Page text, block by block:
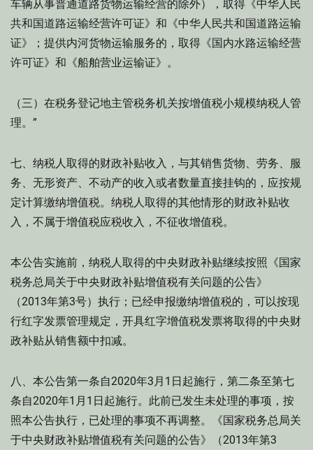
车辆从事普通道路货物运输经营的除外），取得《中华人民
共和国道路运输经营许可证》和《中华人民共和国道路运输
证》；提供内河货物运输服务的，取得《国内水路运输经营
许可证》和《船舶营业运输证》。
（三）在税务登记地主管税务机关按增值税小规模纳税人管
理。”
七、纳税人取得的财政补贴收入，与其销售货物、劳务、服
务、无形资产、不动产的收入或者数量直接挂钩的，应按规
定计算缴纳增值税。纳税人取得的其他情形的财政补贴收
入，不属于增值税应税收入，不征收增值税。
本公告实施前，纳税人取得的中央财政补贴继续按照《国家
税务总局关于中央财政补贴增值税有关问题的公告》
（2013年第3号）执行；已经申报缴纳增值税的，可以按现
行红字发票管理规定，开具红字增值税发票将取得的中央财
政补贴从销售额中扣减。
八、本公告第一条自2020年3月1日起施行，第二条至第七
条自2020年1月1日起施行。此前已发生未处理的事项，按
照本公告执行，已处理的事项不再调整。《国家税务总局关
于中央财政补贴增值税有关问题的公告》（2013年第3